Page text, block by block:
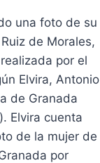
una foto de su
de Morales,
por el
Elvira, Antonio
de Granada
Elvira cuenta
de la mujer de
por